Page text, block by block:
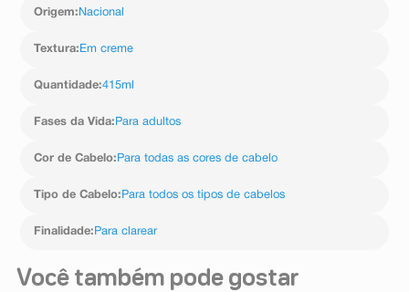
Origem: Nacional
Textura: Em creme
Quantidade:415ml
Fases da Vida: Para adultos
Cor de Cabelo: Para todas as cores de cabelo
Tipo de Cabelo: Para todos os tipos de cabelos
Finalidade: Para clarear
Você também pode gostar